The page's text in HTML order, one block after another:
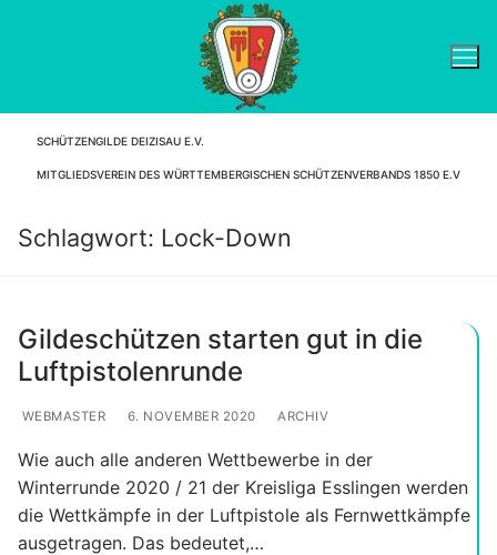
SCHÜTZENGILDE DEIZISAU E.V.
MITGLIEDSVEREIN DES WÜRTTEMBERGISCHEN SCHÜTZENVERBANDS 1850 E.V
Schlagwort: Lock-Down
Gildeschützen starten gut in die
Luftpistolenrunde
WEBMASTER 6. NOVEMBER 2020 ARCHIV
Wie auch alle anderen Wettbewerbe in der
Winterrunde 2020 / 21 der Kreisliga Esslingen werden
die Wettkämpfe in der Luftpistole als Fernwettkämpfe
ausgetragen. Das bedeutet,…